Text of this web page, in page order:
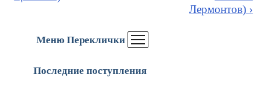
Меню Переклички
Последние поступления
Лермонтов) ›